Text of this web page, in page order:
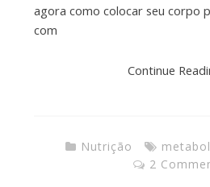
agora como colocar seu corpo
com
Continue
Nutrição
2